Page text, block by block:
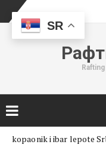
kopaonik i ibar lepote
SR